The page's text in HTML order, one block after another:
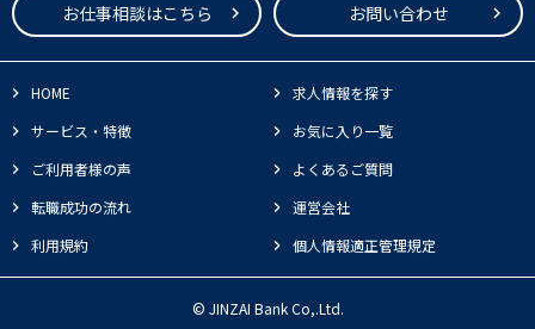
お仕事相談はこちら お問い合わせ
HOME
求人情報を探す
サービス・特徴
お気に入り一覧
ご利用者様の声
よくあるご質問
転職成功の流れ
運営会社
利用規約
個人情報適正管理規定
© JINZAI Bank Co,.Ltd.